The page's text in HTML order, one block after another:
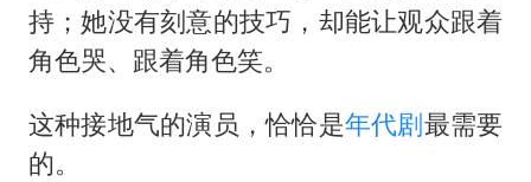
持；她没有刻意的技巧，却能让观众跟着
角色哭、跟着角色笑。
这种接地气的演员，恰恰是年代剧最需要
的。